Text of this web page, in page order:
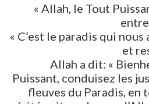
« Allah, le Tout
« C’est le paradis qui
et
Allah a dit: «
Puissant, conduisez les
fleuves du Paradis, en